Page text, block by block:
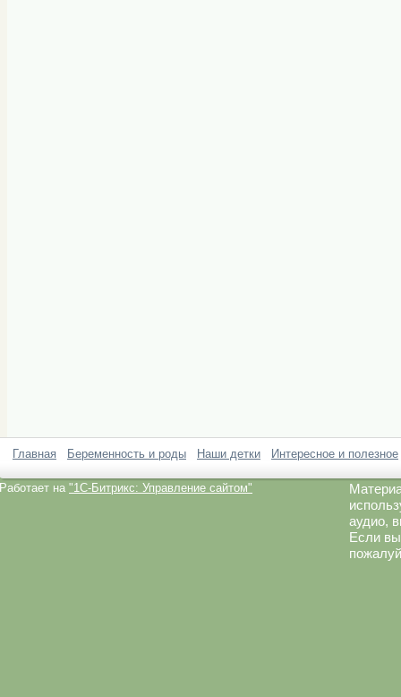
Главная Беременность и роды Наши детки Интересное и полезное
Работает на "1C-Битрикс: Управление сайтом"
аудио,
Если вы